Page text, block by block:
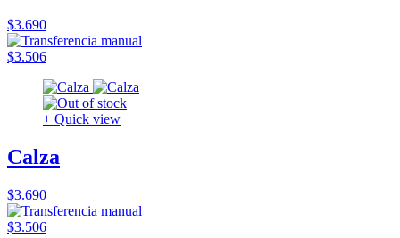
$3.690
$3.506
+ Quick view
Calza
$3.690
$3.506